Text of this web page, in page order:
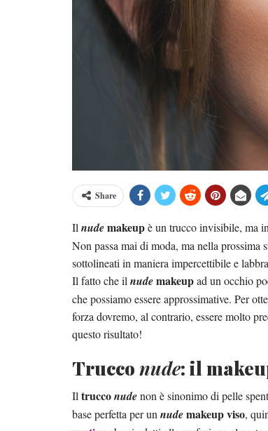
Share
Ilnudemakeupè un trucco invisibile, ma
Non passa mai di moda, ma nella prossima
sottolineati in maniera impercettibile e
Il fatto che ilnudemakeupad un occhio
che possiamo essere approssimative. Per
forza dovremo, al contrario, essere molto
questo risultato!
Trucco nude: il
Iltrucconudenon è sinonimo di pelle
base perfetta per unnudemakeup viso,